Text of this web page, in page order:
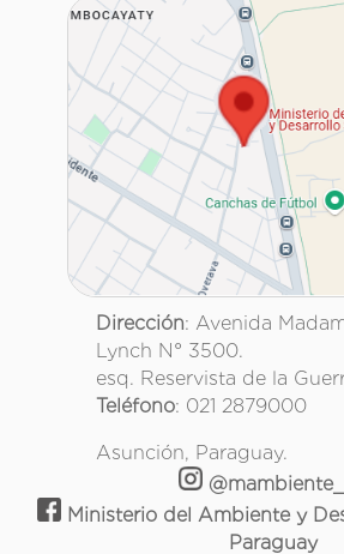
Dirección: Avenida
Lynch N° 3500.
esq. Reservista de la
Teléfono: 021 2879000
Asunción, Paraguay.
Ministerio del Ambiente y
Paraguay